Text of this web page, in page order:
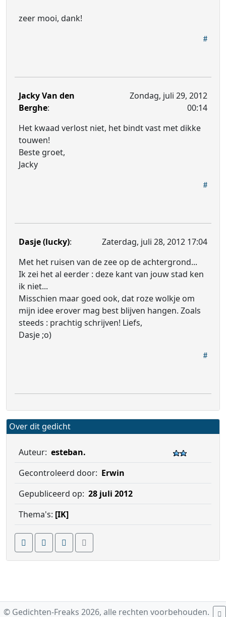
zeer mooi, dank!
Jacky Van den
Berghe:
Zondag, juli 29, 2012
00:14
Het kwaad verlost niet, het bindt vast met dikke
touwen!
Beste groet,
Jacky
Dasje (lucky):
Zaterdag, juli 28, 2012 17:04
Met het ruisen van de zee op de achtergrond...
Ik zei het al eerder : deze kant van jouw stad ken
ik niet...
Misschien maar goed ook, dat roze wolkje om
mijn idee erover mag best blijven hangen. Zoals
steeds : prachtig schrijven! Liefs,
Dasje ;o)
Over dit gedicht
Auteur: esteban.
Gecontroleerd door: Erwin
Gepubliceerd op: 28 juli 2012
Thema's: [IK]
© Gedichten-Freaks 2026, alle rechten voorbehouden.